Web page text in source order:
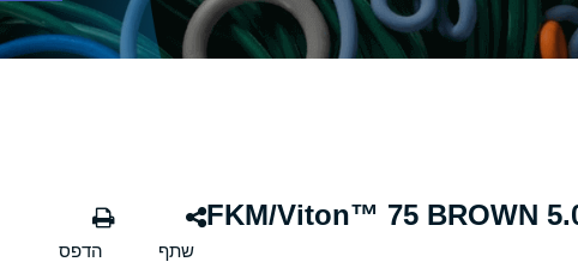
אורינג חום - 233.00×5.00 FKM/Viton™ 75 BROWN